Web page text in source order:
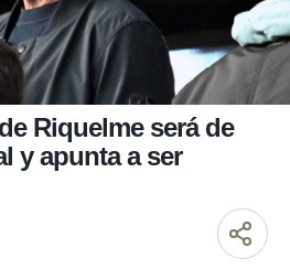
Riquelme será de
y apunta a ser